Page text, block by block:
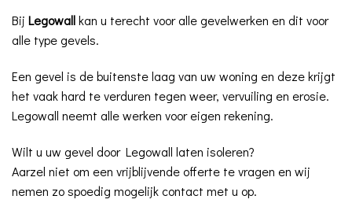
Bij Legowallkan u terecht voor alle gevelwerken en dit voor
alle type gevels.
Een gevel is de buitenste laag van uw woning en deze krijgt
het vaak hard te verduren tegen weer, vervuiling en erosie.
Legowall neemt alle werken voor eigen rekening.
Wilt u uw gevel door Legowall laten isoleren?
Aarzel niet om een vrijblijvende offerte te vragen en wij
nemen zo spoedig mogelijk contact met u op.